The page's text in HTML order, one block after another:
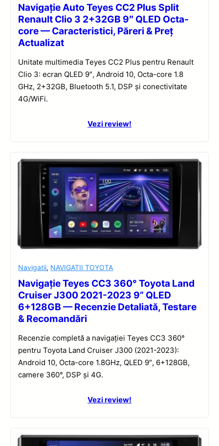
Navigație Auto Teyes CC2 Plus Split
Renault Clio 3 2+32GB 9″ QLED Octa-
core — Caracteristici, Păreri & Preț
Actualizat
Unitate multimedia Teyes CC2 Plus pentru Renault
Clio 3: ecran QLED 9″, Android 10, Octa-core 1.8
GHz, 2+32GB, Bluetooth 5.1, DSP și conectivitate
4G/WiFi.
Vezi review!
Navigatii, NAVIGATII TOYOTA
Navigație Teyes CC3 360° Toyota Land
Cruiser J300 2021-2023 9” QLED
6+128GB — Recenzie Detaliată, Testare
& Recomandări
Recenzie completă a navigației Teyes CC3 360°
pentru Toyota Land Cruiser J300 (2021-2023):
Android 10, Octa-core 1.8GHz, QLED 9″, 6+128GB,
camere 360°, DSP și 4G.
Vezi review!